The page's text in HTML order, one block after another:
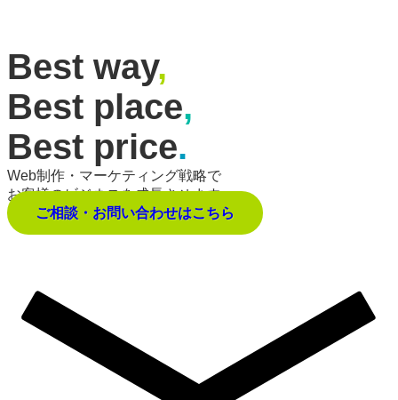
Best way,
Best place,
Best price.
Web制作・マーケティング戦略で
お客様のビジネスを成長させます。
ご相談・お問い合わせはこちら